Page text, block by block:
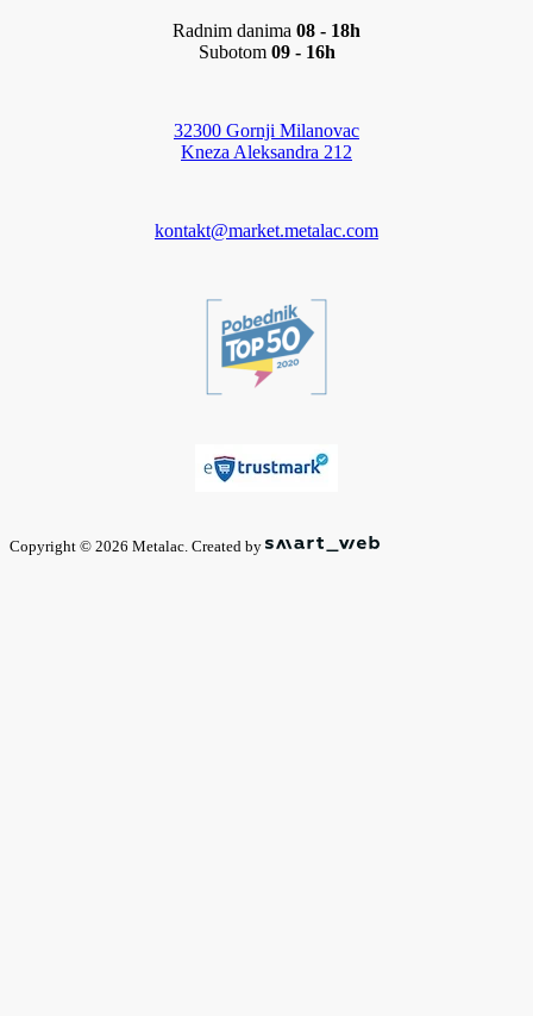
Radnim danima 08 - 18h
Subotom 09 - 16h
32300 Gornji Milanovac
Kneza Aleksandra 212
kontakt@market.metalac.com
Copyright © 2026 Metalac. Created by